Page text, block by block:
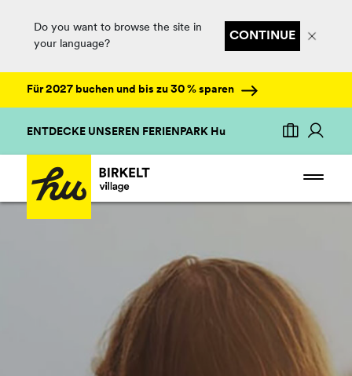
Do you want to browse the site in
your language?
CONTINUE
Für 2027 buchen und bis zu 30 % sparen
ENTDECKE UNSEREN FERIENPARK Hu